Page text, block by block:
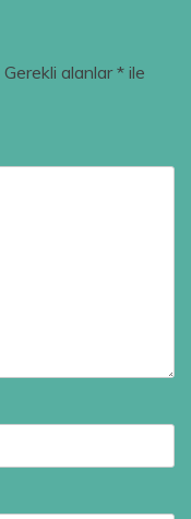
Gerekli alanlar* ile